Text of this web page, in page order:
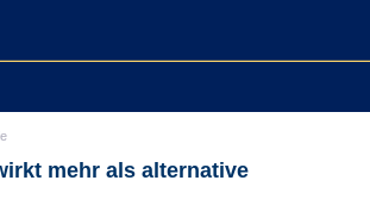
mehr als alternative